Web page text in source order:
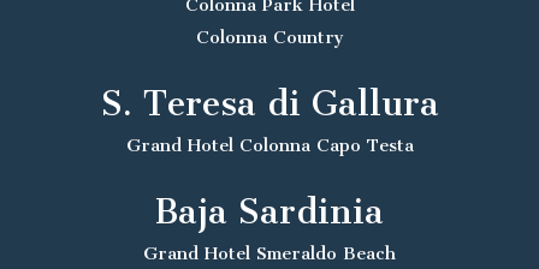
Colonna Park Hotel
Colonna Country
S. Teresa di Gallura
Grand Hotel Colonna Capo Testa
Baja Sardinia
Grand Hotel Smeraldo Beach